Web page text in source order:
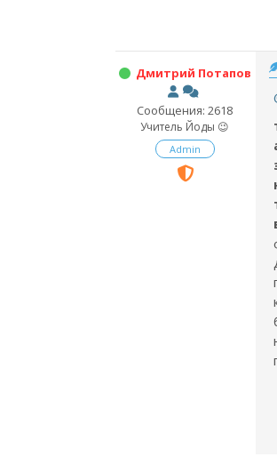
Дмитрий Потапов
Сообщения: 2618
Учитель Йоды 😉
Admin